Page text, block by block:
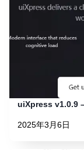
uiXpress v1.0.9
2025年3月6日